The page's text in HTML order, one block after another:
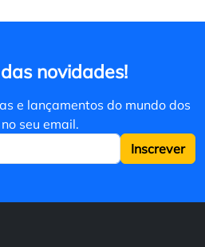
novidades!
e lançamentos do mundo dos
seu email.
Inscrever